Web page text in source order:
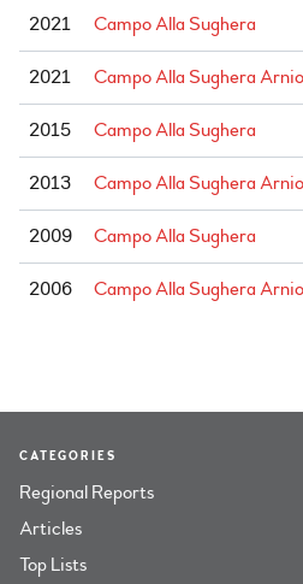
2021 Campo Alla Sughera
2021 Campo Alla Sughera
2015 Campo Alla Sughera
2013 Campo Alla Sughera
2009 Campo Alla Sughera
2006 Campo Alla Sughera
CATEGORIES
Regional Reports
Articles
Top Lists